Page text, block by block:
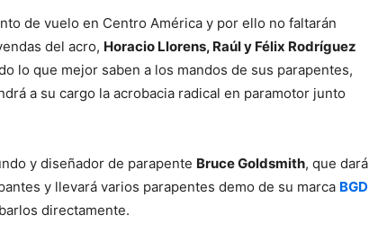
de vuelo en Centro América y por ello no faltarán
del acro, Horacio Llorens, Raúl y Félix Rodríguez
lo que mejor saben a los mandos de sus parapentes,
a su cargo la acrobacia radical en paramotor junto
y diseñador de parapente Bruce Goldsmith, que dará
y llevará varios parapentes demo de su marca BGD
directamente.